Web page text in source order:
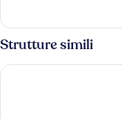
singola
(Full
Fallsview
Room)
Strutture simili
Hyatt Regency Niagara